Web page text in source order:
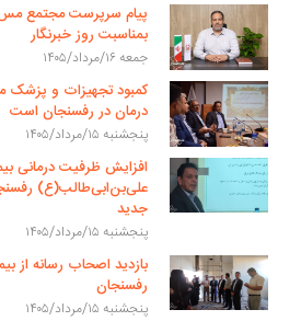
پیام سرپرست مجتمع
بمناسبت روز خبرنگار
جمعه ۱۶/مرداد/۱۴۰۵
کمبود تجهیزات و
درمان در رفسنجان است
پنجشنبه ۱۵/مرداد/۱۴۰۵
افزایش ظرفیت درمانی
جدید
پنجشنبه ۱۵/مرداد/۱۴۰۵
بازدید اصحاب رسانه از
رفسنجان
پنجشنبه ۱۵/مرداد/۱۴۰۵